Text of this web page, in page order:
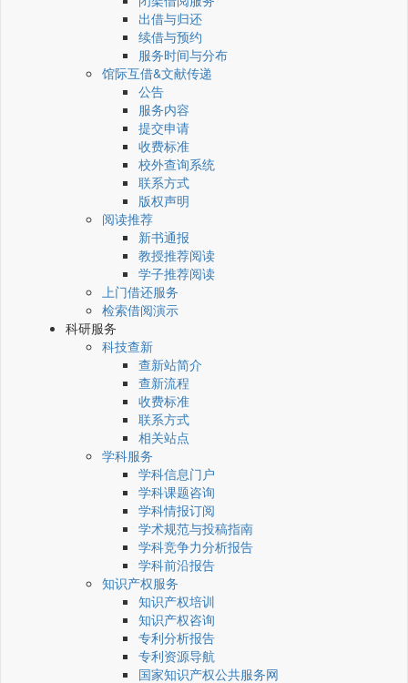
出借与归还
续借与预约
服务时间与分布
馆际互借&文献传递
公告
服务内容
提交申请
收费标准
校外查询系统
联系方式
版权声明
阅读推荐
新书通报
教授推荐阅读
学子推荐阅读
上门借还服务
检索借阅演示
科研服务
科技查新
查新站简介
查新流程
收费标准
联系方式
相关站点
学科服务
学科信息门户
学科课题咨询
学科情报订阅
学术规范与投稿指南
学科竞争力分析报告
学科前沿报告
知识产权服务
知识产权培训
知识产权咨询
专利分析报告
专利资源导航
国家知识产权公共服务网